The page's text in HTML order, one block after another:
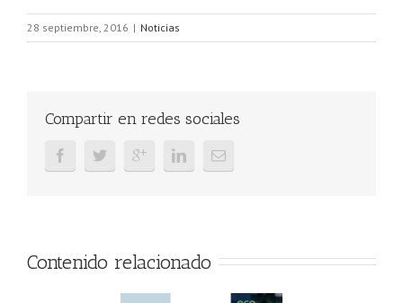
28 septiembre, 2016 | Noticias
Compartir en redes sociales
Contenido relacionado